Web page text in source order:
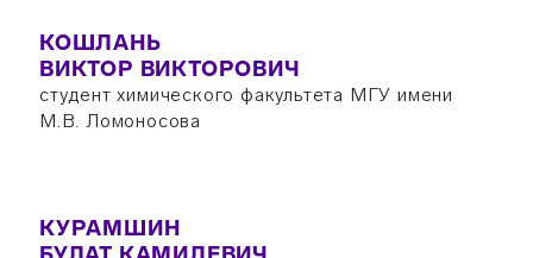
КОШЛАНЬ
ВИКТОР ВИКТОРОВИЧ
студент химического факультета МГУ имени
М.В. Ломоносова
КУРАМШИН